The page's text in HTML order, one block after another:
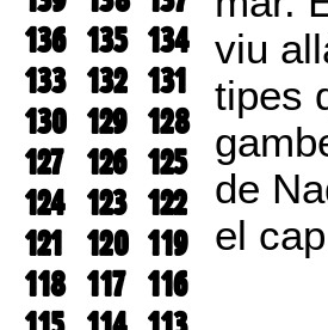
136 135 134
133 132 131
130 129 128
127 126 125
124 123 122
121
120 119
118 117 116
viu
tipes
de
el